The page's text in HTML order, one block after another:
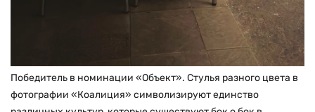
Победитель в номинации «Объект». Стулья разного цвета в
фотографии «Коалиция» символизируют единство